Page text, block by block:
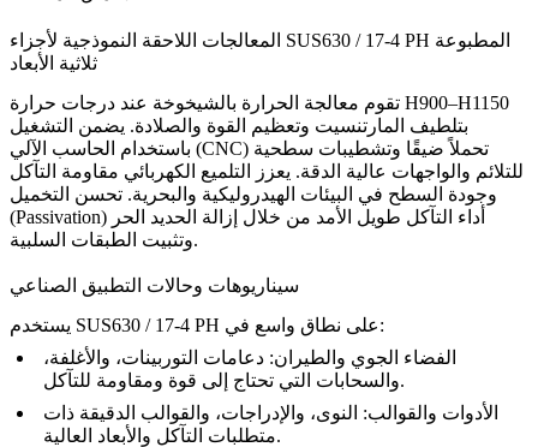
المعالجات اللاحقة النموذجية لأجزاء SUS630 / 17-4 PH المطبوعة
ثلاثية الأبعاد
تقوم معالجة الحرارة بالشيخوخة عند درجات حرارة H900–H1150
بتلطيف المارتنسيت وتعظيم القوة والصلادة. يضمن التشغيل
باستخدام الحاسب الآلي (CNC)
للتلائم والواجهات عالية الدقة. يعزز
التلميع الكهربائي مقاومة التآكل
وجودة السطح في البيئات الهيدروليكية والبحرية. تحسن التخميل
(Passivation)
وتثبيت الطبقات السلبية.
سيناريوهات وحالات التطبيق الصناعي
يستخدم SUS630 / 17-4 PH على نطاق واسع في:
الفضاء الجوي والطيران: دعامات التوربينات، والأغلفة،
والسحابات التي تحتاج إلى قوة ومقاومة للتآكل.
الأدوات والقوالب: النوى، والإدراجات، والقوالب الدقيقة ذات
متطلبات التآكل والأبعاد العالية.